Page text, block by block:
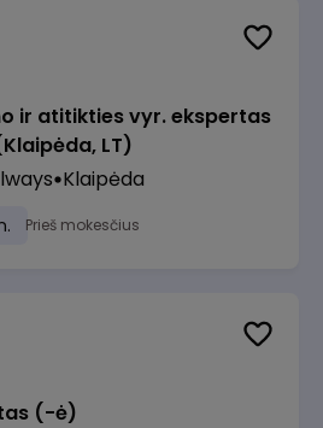
ir atitikties vyr. ekspertas
LT)
Klaipėda
Prieš mokesčius
(-ė)